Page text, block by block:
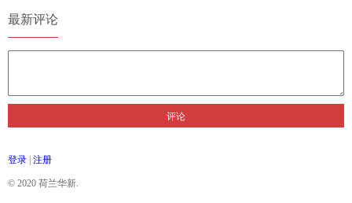
最新评论
评论
登录 注册
© 2020 荷兰华新.